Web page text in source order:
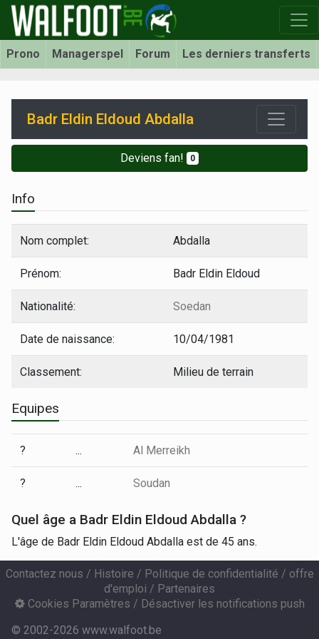
Prono Managerspel Forum Les derniers transferts
Badr Eldin Eldoud Abdalla
Deviens fan! 0
Info
Nom complet: Abdalla
Prénom: Badr Eldin Eldoud
Nationalité: Soedan
Date de naissance: 10/04/1981
Classement: Milieu de terrain
Equipes
? ... Al Merreikh
? ... Soudan
Quel âge a Badr Eldin Eldoud Abdalla ?
L'âge de Badr Eldin Eldoud Abdalla est de 45 ans.
Contactez nous / Histoire / Politique de confidentialité / offre
d'emploi / Partenaires
Cookies Paramètres / Désactiver les notifications push
© 2002-2026 www.walfoot.be